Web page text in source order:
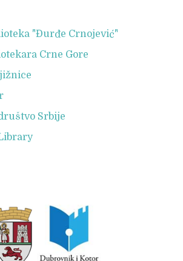
"Đurđe Crnojević"
Crne Gore
Srbije